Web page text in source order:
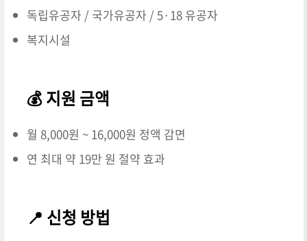
독립유공자 / 국가유공자 / 5·18 유공자
복지시설
💰 지원 금액
월 8,000원 ~ 16,000원 정액 감면
연 최대 약 19만 원 절약 효과
📍 신청 방법